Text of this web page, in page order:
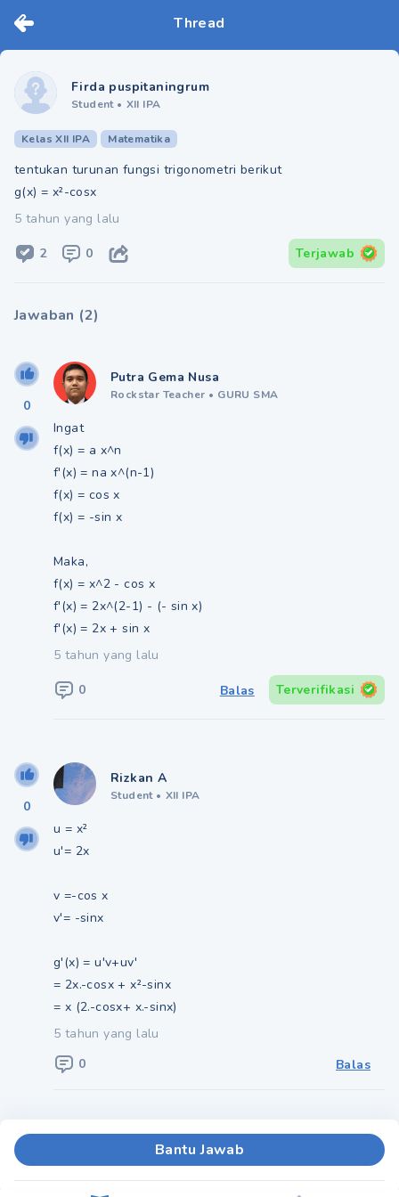
Thread
Firda puspitaningrum
Student • XII IPA
Kelas XII IPA Matematika
tentukan turunan fungsi trigonometri berikut
g(x) = x²-cosx
5 tahun yang lalu
2 0 Terjawab
Jawaban (2)
0
Putra Gema Nusa
Rockstar Teacher • GURU SMA
Ingat
f(x) = a x^n
f'(x) = na x^(n-1)
f(x) = cos x
f(x) = -sin x
Maka,
f(x) = x^2 - cos x
f'(x) = 2x^(2-1) - (- sin x)
f'(x) = 2x + sin x
5 tahun yang lalu
0 Balas Terverifikasi
0
Rizkan A
Student • XII IPA
u = x²
u'= 2x
v =-cos x
v'= -sinx
g'(x) = u'v+uv'
= 2x.-cosx + x²-sinx
= x (2.-cosx+ x.-sinx)
5 tahun yang lalu
0
Balas
Bantu Jawab